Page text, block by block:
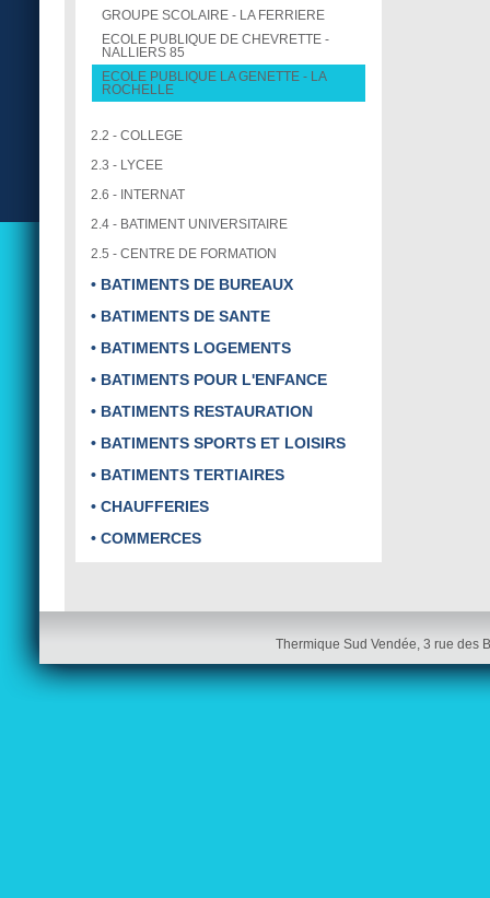
GROUPE SCOLAIRE - LA FERRIERE
ECOLE PUBLIQUE DE CHEVRETTE -
NALLIERS 85
ECOLE PUBLIQUE LA GENETTE - LA
ROCHELLE
2.2 - COLLEGE
2.3 - LYCEE
2.6 - INTERNAT
2.4 - BATIMENT UNIVERSITAIRE
2.5 - CENTRE DE FORMATION
• BATIMENTS DE BUREAUX
• BATIMENTS DE SANTE
• BATIMENTS LOGEMENTS
• BATIMENTS POUR L'ENFANCE
• BATIMENTS RESTAURATION
• BATIMENTS SPORTS ET LOISIRS
• BATIMENTS TERTIAIRES
• CHAUFFERIES
• COMMERCES
Thermique Sud Vendée, 3 rue des